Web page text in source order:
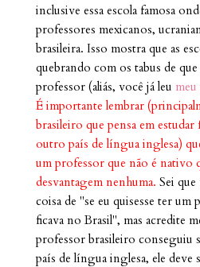
inclusive essa escola famosa
professores mexicanos,
brasileira. Isso mostra que as
quebrando com os tabus de
professor (aliás, você já leu
É importante lembrar
brasileiro que pensa em estudar
outro país de língua inglesa)
um professor que não é nativo
desvantagem nenhuma. Sei
coisa de "se eu quisesse ter um
ficava no Brasil", mas acredite
professor brasileiro conseguiu
país de língua inglesa, ele deve